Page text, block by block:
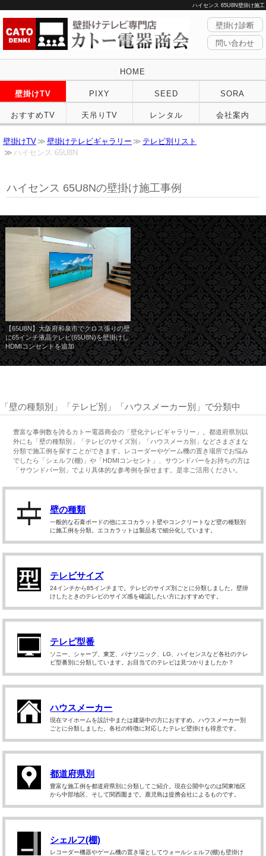
ハイセンス 65U8N壁掛け施工
壁掛け診断
問い合わせ
HOME
壁掛けTV PIXY SEED SORA
おすすめTV 天吊りTV レンタル 会社案内
壁掛けTV 壁掛けテレビギャラリー
テレビ別リスト
ハイセンス 65U8N
ハイセンス 65U8Nの壁掛け施工事例
【65U8N】大阪府和泉市でクロス張りの壁
に65インチ液晶テレビ(65U8N)を壁掛けし
HDMIコンセントを追加
「壁の種類別」「テレビ別」「ハウスメーカー別」で分類中
豊富な事例数を誇るカトー電器商会の「壁化テレビギャラリー」。都道府県別以
外にも「壁の種類別」「テレビのサイズ別」「ハウスメーカ別」などさまざまな
分類で施工例を探すことができます。レコーダーやゲーム機の置き場所でお悩み
でしたら「シェルフ(棚)」や「HDMIコンセント」、サウンドバーをお持ちの方は
「サウンドバー別」でより具体的な参考例を探せます。是非ご活用ください。
壁の種類
一般的な石膏ボードの他にエコカラット壁やコンクリートなど壁の種類別
に施工例を分類。エコカラットは製品名で細分化しています。
テレビサイズ
24インチから85インチまで。テレビのサイズ別ごとに分類しました。壁掛
けしたときのテレビのサイズ感を確認したい方におすすめです。
テレビ型番
ソニー、シャープ、東芝、パナソニック、LG、ハイセンスなど各社のテレ
ビ型番別に分類しています。お目当てのテレビは見つかりましたか？
ハウスメーカー
現在マイホームを設計中または建築中の方におすすめ。ハウスメーカー別
ごとに分類しました。各社の特徴に対応したテレビ壁掛けも得意です。
都道府県別
豊富な施工例を都道府県別に分類してご紹介。現在公開中なのは関東地区
から中部地区、そして関西圏まで。鹿児島は提携会社によるものです。
シェルフ(棚)
レコーダー機器やゲーム機の置き場としてウォールシェルフ(棚)も壁掛け